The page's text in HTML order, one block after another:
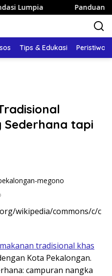
Panduan Wisata
Tips & Edukasi Peristiwa
Sederhana tapi
makanan tradisional khas
Kota Pekalongan.
campuran nangka